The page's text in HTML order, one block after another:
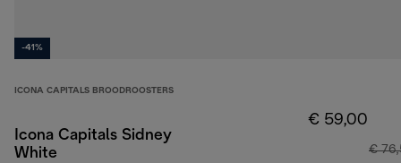
-41%
ICONA CAPITALS BROODROOSTERS
Icona Capitals Sidney
White
€ 59,00
€